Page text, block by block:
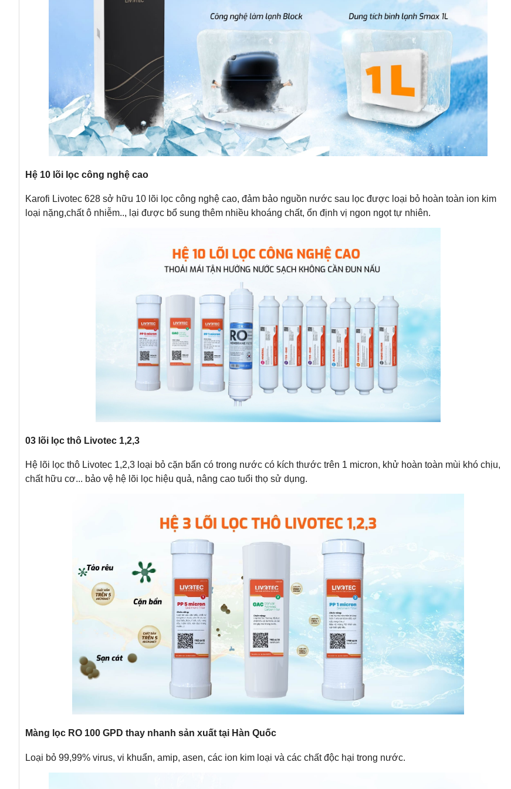
Hệ 10 lõi lọc công nghệ cao
Karofi Livotec 628 sở hữu 10 lõi lọc công nghệ cao, đảm bảo nguồn nước sau lọc được loại bỏ hoàn toàn ion kim
loại nặng,chất ô nhiễm.., lại được bổ sung thêm nhiều khoáng chất, ổn định vị ngon ngọt tự nhiên.
03 lõi lọc thô Livotec 1,2,3
Hệ lõi lọc thô Livotec 1,2,3 loại bỏ cặn bẩn có trong nước có kích thước trên 1 micron, khử hoàn toàn mùi khó chịu,
chất hữu cơ... bảo vệ hệ lõi lọc hiệu quả, nâng cao tuổi thọ sử dụng.
Màng lọc RO 100 GPD thay nhanh sản xuất tại Hàn Quốc
Loại bỏ 99,99% virus, vi khuẩn, amip, asen, các ion kim loại và các chất độc hại trong nước.